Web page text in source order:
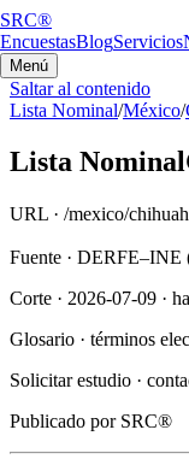
SRC®
EncuestasBlogServicios
Menú
Saltar al contenido
Lista Nominal/México/
Lista Nominal
URL · /mexico/
Fuente · DERFE–INE
Corte · 2026-07-09 ·
Glosario · términos
Solicitar estudio ·
Publicado por SRC®